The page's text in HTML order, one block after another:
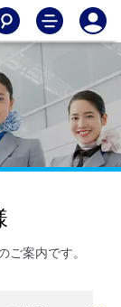
ご案内です。